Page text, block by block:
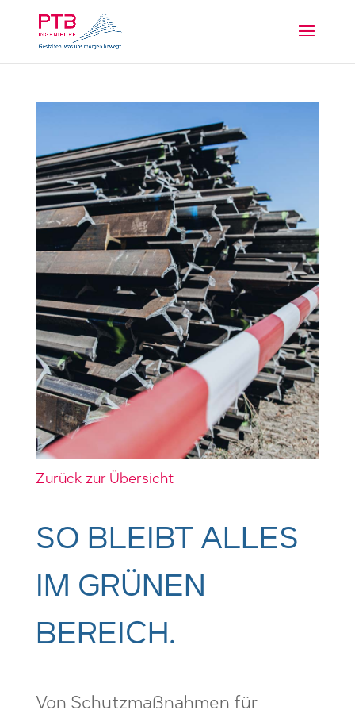
Zurück zur Übersicht
SO BLEIBT ALLES
IM GRÜNEN
BEREICH.
Von Schutzmaßnahmen für